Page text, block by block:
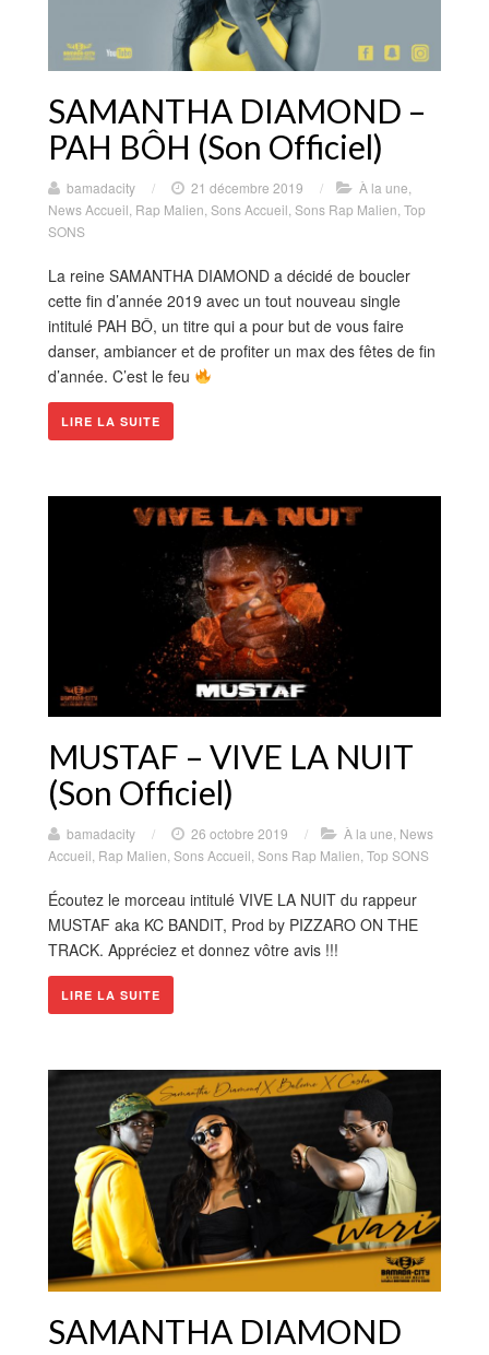
SAMANTHA DIAMOND –
PAH BÔH (Son Officiel)
bamadacity / 21 décembre 2019 / À la une
News Accueil Rap Malien Sons Accueil Sons Rap Malien Top
SONS
La reine SAMANTHA DIAMOND a décidé de boucler
cette fin d’année 2019 avec un tout nouveau single
intitulé PAH BÔ, un titre qui a pour but de vous faire
danser, ambiancer et de profiter un max des fêtes de fin
d’année. C’est le feu
LIRE LA SUITE
MUSTAF – VIVE LA NUIT
(Son Officiel)
bamadacity / 26 octobre 2019 / À la une News
Accueil Rap Malien Sons Accueil Sons Rap Malien Top SONS
Écoutez le morceau intitulé VIVE LA NUIT du rappeur
MUSTAF aka KC BANDIT, Prod by PIZZARO ON THE
TRACK. Appréciez et donnez vôtre avis !!!
LIRE LA SUITE
SAMANTHA DIAMOND